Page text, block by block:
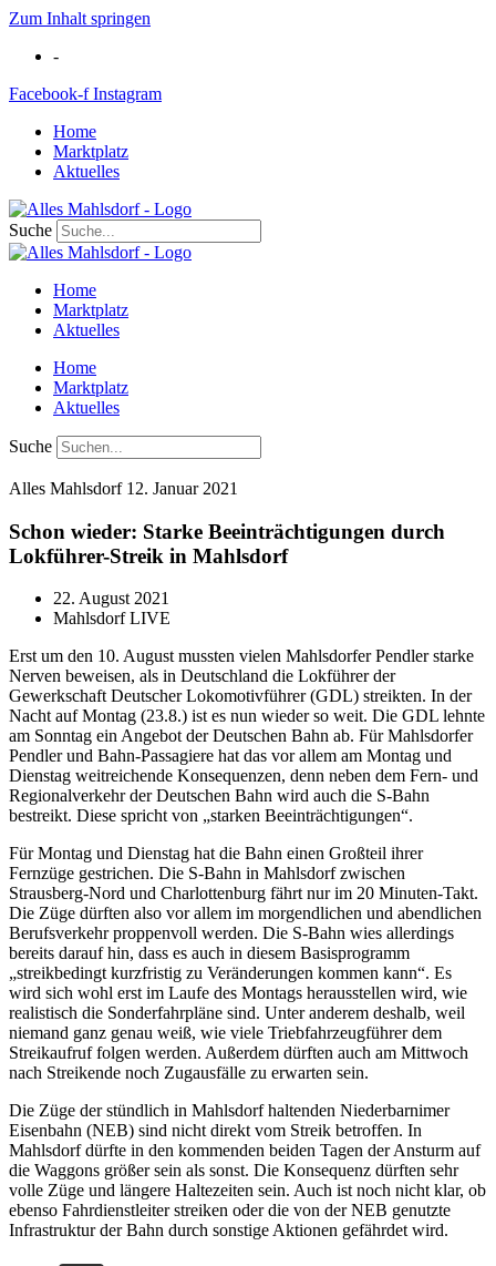
Zum Inhalt springen
-
Facebook-f Instagram
Home
Marktplatz
Aktuelles
Suche
Home
Marktplatz
Aktuelles
Home
Marktplatz
Aktuelles
Suche
Alles Mahlsdorf 12. Januar 2021
Schon wieder: Starke Beeinträchtigungen durch
Lokführer-Streik in Mahlsdorf
22. August 2021
Mahlsdorf LIVE
Erst um den 10. August mussten vielen Mahlsdorfer Pendler starke
Nerven beweisen, als in Deutschland die Lokführer der
Gewerkschaft Deutscher Lokomotivführer (GDL) streikten. In der
Nacht auf Montag (23.8.) ist es nun wieder so weit. Die GDL lehnte
am Sonntag ein Angebot der Deutschen Bahn ab. Für Mahlsdorfer
Pendler und Bahn-Passagiere hat das vor allem am Montag und
Dienstag weitreichende Konsequenzen, denn neben dem Fern- und
Regionalverkehr der Deutschen Bahn wird auch die S-Bahn
bestreikt. Diese spricht von „starken Beeinträchtigungen“.
Für Montag und Dienstag hat die Bahn einen Großteil ihrer
Fernzüge gestrichen. Die S-Bahn in Mahlsdorf zwischen
Strausberg-Nord und Charlottenburg fährt nur im 20 Minuten-Takt.
Die Züge dürften also vor allem im morgendlichen und abendlichen
Berufsverkehr proppenvoll werden. Die S-Bahn wies allerdings
bereits darauf hin, dass es auch in diesem Basisprogramm
„streikbedingt kurzfristig zu Veränderungen kommen kann“. Es
wird sich wohl erst im Laufe des Montags herausstellen wird, wie
realistisch die Sonderfahrpläne sind. Unter anderem deshalb, weil
niemand ganz genau weiß, wie viele Triebfahrzeugführer dem
Streikaufruf folgen werden. Außerdem dürften auch am Mittwoch
nach Streikende noch Zugausfälle zu erwarten sein.
Die Züge der stündlich in Mahlsdorf haltenden Niederbarnimer
Eisenbahn (NEB) sind nicht direkt vom Streik betroffen. In
Mahlsdorf dürfte in den kommenden beiden Tagen der Ansturm auf
die Waggons größer sein als sonst. Die Konsequenz dürften sehr
volle Züge und längere Haltezeiten sein. Auch ist noch nicht klar, ob
ebenso Fahrdienstleiter streiken oder die von der NEB genutzte
Infrastruktur der Bahn durch sonstige Aktionen gefährdet wird.